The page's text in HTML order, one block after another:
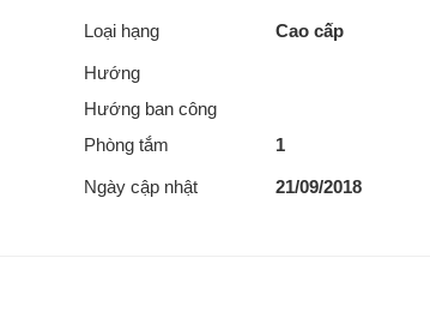
Loại hạng Cao cấp
Hướng
Hướng ban công
Phòng tắm 1
Ngày cập nhật 21/09/2018